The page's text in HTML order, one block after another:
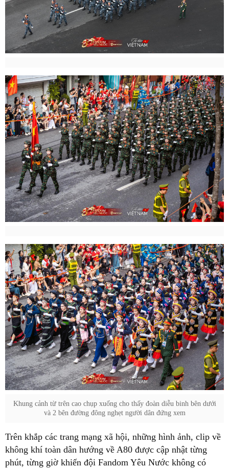
Khung cảnh từ trên cao chụp xuống cho thấy đoàn diễu binh bên dưới
và 2 bên đường đông nghẹt người dân đứng xem
Trên khắp các trang mạng xã hội, những hình ảnh, clip về
không khí toàn dân hướng về A80 được cập nhật từng
phút, từng giờ khiến đội Fandom Yêu Nước không có